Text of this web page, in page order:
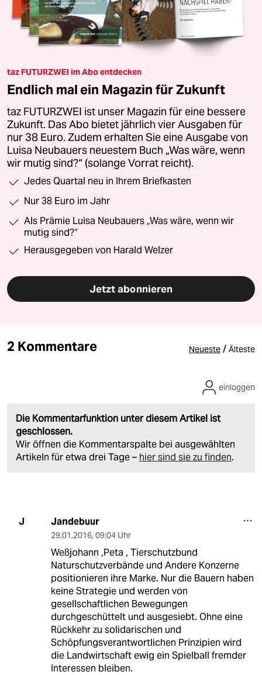
taz FUTURZWEI im Abo entdecken
Endlich mal ein Magazin für Zukunft
taz FUTURZWEI ist unser Magazin für eine bessere
Zukunft. Das Abo bietet jährlich vier Ausgaben für
nur 38 Euro. Zudem erhalten Sie eine Ausgabe von
Luisa Neubauers neuestem Buch „Was wäre, wenn
wir mutig sind?“ (solange Vorrat reicht).
Jedes Quartal neu in Ihrem Briefkasten
Nur 38 Euro im Jahr
Als Prämie Luisa Neubauers „Was wäre, wenn wir
mutig sind?“
Herausgegeben von Harald Welzer
Jetzt abonnieren
2 Kommentare Neueste / Älteste
Die Kommentarfunktion unter diesem Artikel ist
geschlossen.
Wir öffnen die Kommentarspalte bei ausgewählten
Artikeln für etwa drei Tage – hier sind sie zu finden.
einloggen
J Jandebuur
29.01.2016, 09:04 Uhr
Weßjohann ,Peta , Tierschutzbund
Naturschutzverbände und Andere Konzerne
positionieren ihre Marke. Nur die Bauern haben
keine Strategie und werden von
gesellschaftlichen Bewegungen
durchgeschüttelt und ausgesiebt. Ohne eine
Rückkehr zu solidarischen und
Schöpfungsverantwortlichen Prinzipien wird
die Landwirtschaft ewig ein Spielball fremder
Interessen bleiben.